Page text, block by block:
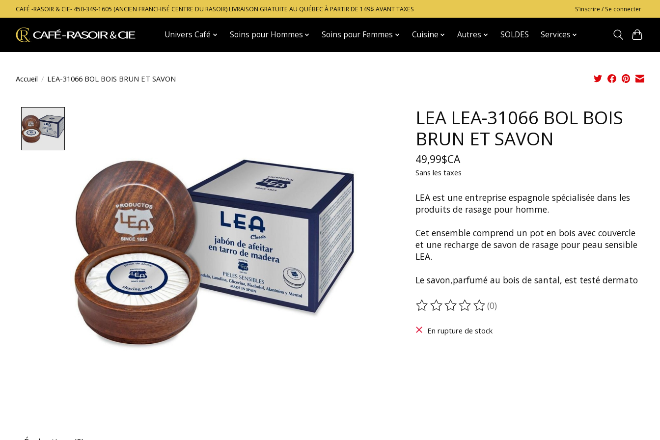
CAFÉ -RASOIR & CIE- 450-349-1605 (ANCIEN FRANCHISÉ CENTRE DU RASOIR) LIVRAISON GRATUITE AU QUÉBEC À PARTIR DE 149$ AVANT TAXES S’inscrire / Se connecter
Univers Café Soins pour Hommes Soins pour Femmes Cuisine Autres SOLDES Services
Accueil / LEA-31066 BOL BOIS BRUN ET SAVON
LEA LEA-31066 BOL BOIS
BRUN ET SAVON
49,99$CA
Sans les taxes
LEA est une entreprise espagnole spécialisée dans les
produits de rasage pour homme.
Cet ensemble comprend un pot en bois avec couvercle
et une recharge de savon de rasage pour peau sensible
LEA.
Le savon,parfumé au bois de santal, est testé dermato
Ce produit est évalué à
(0)
En rupture de stock